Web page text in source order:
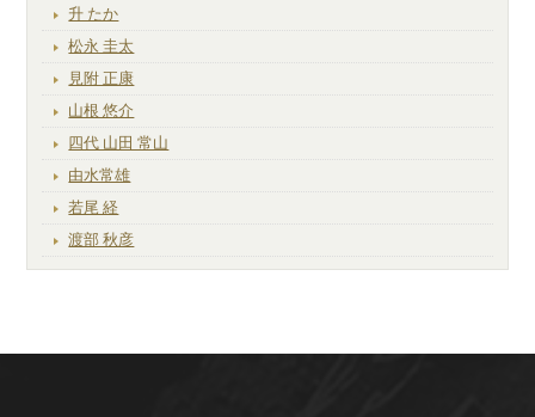
升 たか
松永 圭太
見附 正康
山根 悠介
四代 山田 常山
由水常雄
若尾 経
渡部 秋彦